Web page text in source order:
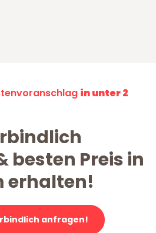
in unter 2
besten Preis in
erhalten!
anfragen!